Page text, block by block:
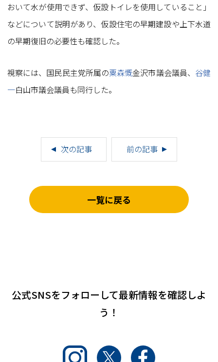
おいて水が使用できず、仮設トイレを使用していること」
などについて説明があり、仮設住宅の早期建設や上下水道
の早期復旧の必要性も確認した。
視察には、国民民主党所属の粟森慨金沢市議会議員、 谷健
一白山市議会議員も同行した。
次の記事 前の記事
一覧に戻る
公式SNSをフォローして最新情報を確認しよ
う！
Instagram Twitter